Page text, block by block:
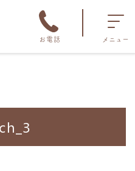
お電話 メニュー